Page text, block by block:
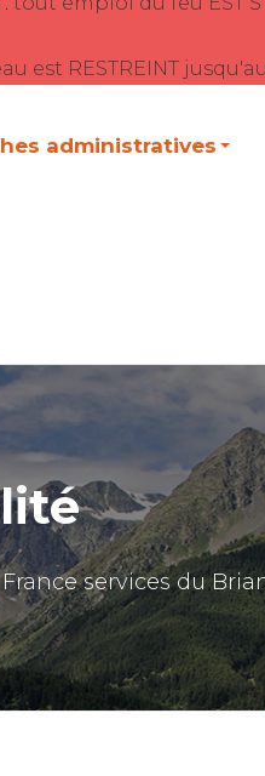
est RESTREINT
administratives
France services du